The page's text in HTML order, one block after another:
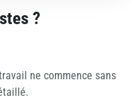
?
ne commence sans